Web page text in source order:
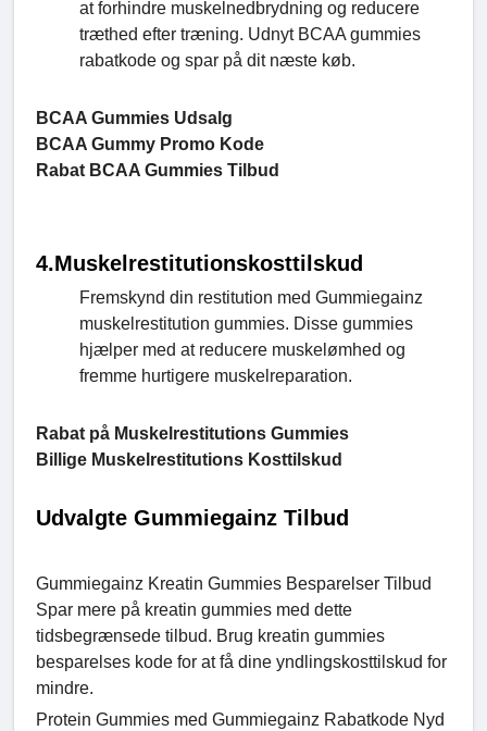
at forhindre muskelnedbrydning og reducere
træthed efter træning. Udnyt BCAA gummies
rabatkode og spar på dit næste køb.
BCAA Gummies Udsalg
BCAA Gummy Promo Kode
Rabat BCAA Gummies Tilbud
4.Muskelrestitutionskosttilskud
Fremskynd din restitution med Gummiegainz
muskelrestitution gummies. Disse gummies
hjælper med at reducere muskelømhed og
fremme hurtigere muskelreparation.
Rabat på Muskelrestitutions Gummies
Billige Muskelrestitutions Kosttilskud
Udvalgte Gummiegainz Tilbud
Gummiegainz Kreatin Gummies Besparelser Tilbud
Spar mere på kreatin gummies med dette
tidsbegrænsede tilbud. Brug kreatin gummies
besparelses kode for at få dine yndlingskosttilskud for
mindre.
Protein Gummies med Gummiegainz Rabatkode Nyd